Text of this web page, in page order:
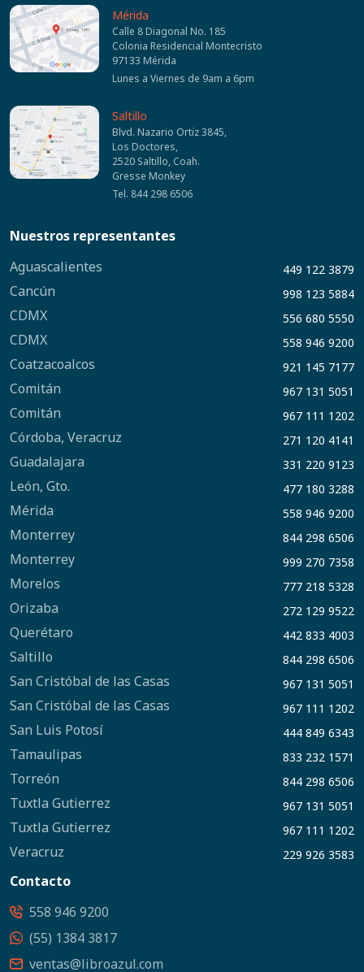
Mérida
Calle 8 Diagonal No. 185
Colonia Residencial Montecristo
97133 Mérida
Lunes a Viernes de 9am a 6pm
Saltillo
Blvd. Nazario Ortiz 3845,
Los Doctores,
2520 Saltillo, Coah.
Gresse Monkey
Tel. 844 298 6506
Nuestros representantes
Aguascalientes
449 122 3879
Cancún 998 123 5884
CDMX 556 680 5550
CDMX 558 946 9200
Coatzacoalcos 921 145 7177
Comitán 967 131 5051
Comitán 967 111 1202
Córdoba, Veracruz 271 120 4141
Guadalajara 331 220 9123
León, Gto. 477 180 3288
Mérida 558 946 9200
Monterrey 844 298 6506
Monterrey 999 270 7358
Morelos 777 218 5328
Orizaba 272 129 9522
Querétaro 442 833 4003
Saltillo 844 298 6506
San Cristóbal de las Casas 967 131 5051
San Cristóbal de las Casas 967 111 1202
San Luis Potosí 444 849 6343
Tamaulipas 833 232 1571
Torreón 844 298 6506
Tuxtla Gutierrez 967 131 5051
Tuxtla Gutierrez 967 111 1202
Veracruz 229 926 3583
Contacto
558 946 9200
(55) 1384 3817
ventas@libroazul.com